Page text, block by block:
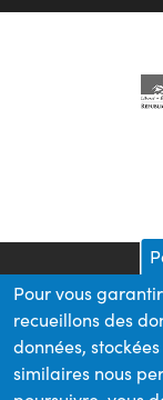
Pour vous
recueillons des
données,
similaires nous